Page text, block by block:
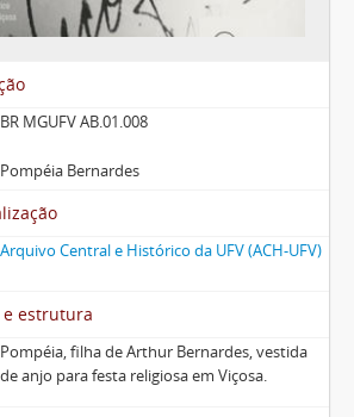
BR MGUFV AB.01.008
Pompéia Bernardes
Arquivo Central e Histórico da UFV (ACH-UFV)
estrutura
Pompéia, filha de Arthur Bernardes, vestida
de anjo para festa religiosa em Viçosa.